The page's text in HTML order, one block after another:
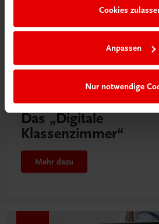
Cookies
Anpassen
Nur notwendige
Neu in der DigiBox
Das „Digitale
Klassenzimmer“
Mehr dazu